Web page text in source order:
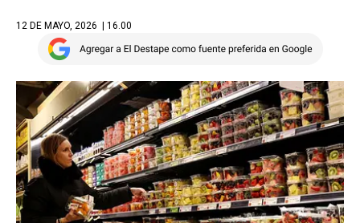
12 DE MAYO, 2026 | 16.00